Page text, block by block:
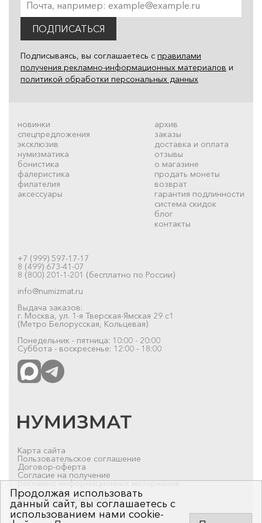
ПОДПИСАТЬСЯ
Подписываясь, вы соглашаетесь с правилами
получения рекламно-информационных материалов и
политикой обработки персональных данных
новинки
спецпредложения
эксклюзив
нумизматика
бонистика
фалеристика
филателия
аксессуары
архив
заказы
доставка и оплата
отзывы
о магазине
продать монеты
возврат
гарантия подлинности
система скидок
блог
контакты
+7 (999) 597-17-17
8 (499) 673-41-07
8 (800) 201-1-201 (бесплатно по России)
info@numizmat.ru
Выдача заказов:
г. Москва, ул. 1-я Тверская-Ямская 29 с1
(Метро Белорусская, Кольцевая)
Понедельник - пятница: 10:00 - 20:00
Суббота - воскресенье: 12:00 - 18:00
Карта сайта
Пользовательское соглашение
Договор-оферта
Согласие на получение
рекламно-информационных материалов
© 2019-2026 Нумизмат.ru
Продолжая использовать
данный сайт, вы соглашаетесь с
использованием нами cookie-